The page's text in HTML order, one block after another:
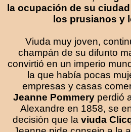
la ocupación de su
los prusianos y
Viuda muy joven,
champán de su difunto
convirtió en un imperio
la que había pocas
empresas y casas
Jeanne Pommery perdió
Alexandre en 1858, se
decisión que la viuda